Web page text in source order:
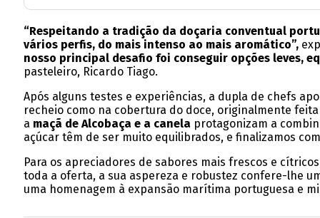
“Respeitando a tradição da doçaria conventual
vários perfis, do mais intenso ao mais aromático”,
nosso principal desafio foi conseguir opções leves,
pasteleiro, Ricardo Tiago.
Após alguns testes e experiências, a dupla de chefs
recheio como na cobertura do doce, originalmente
a maçã de Alcobaça e a canela protagonizam a
açúcar têm de ser muito equilibrados, e finalizamos
Para os apreciadores de sabores mais frescos e
toda a oferta, a sua aspereza e robustez confere-lhe
uma homenagem à expansão marítima portuguesa e